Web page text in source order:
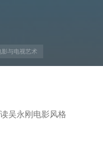
影与电视艺术
吴永刚电影风格